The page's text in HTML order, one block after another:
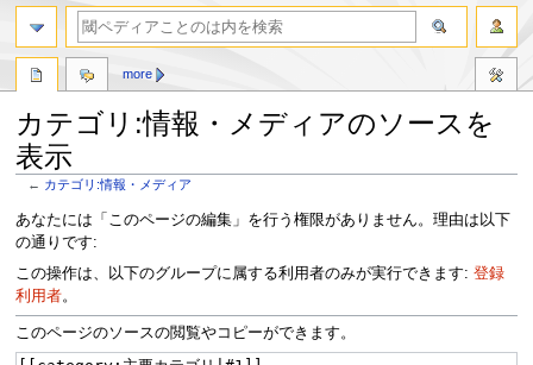
カテゴリ:情報・メディアのソースを
表示
← カテゴリ:情報・メディア
ナ
ビ
ゲ
ー
ョ
ン
検
索
に
移
あなたには「このページの編集」を行う権限がありません。理由は以下
の通りです:
この操作は、以下のグループに属する利用者のみが実行できます: 登録
利用者。
このページのソースの閲覧やコピーができます。
more